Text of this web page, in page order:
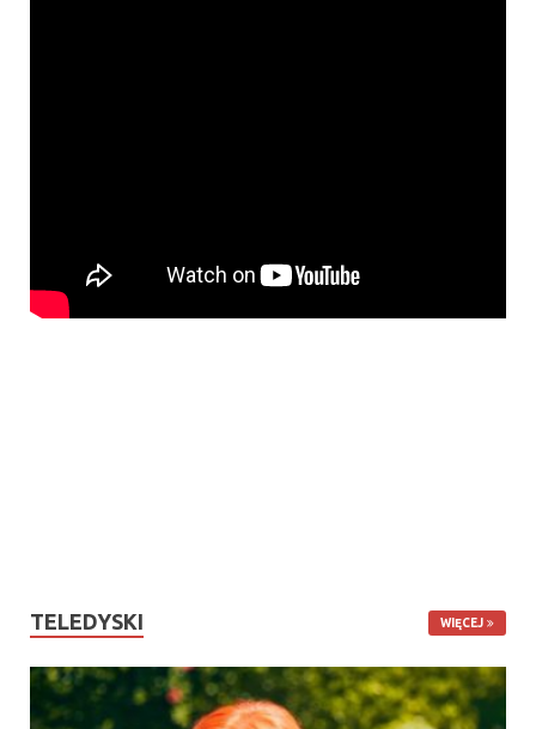
TELEDYSKI WIĘCEJ